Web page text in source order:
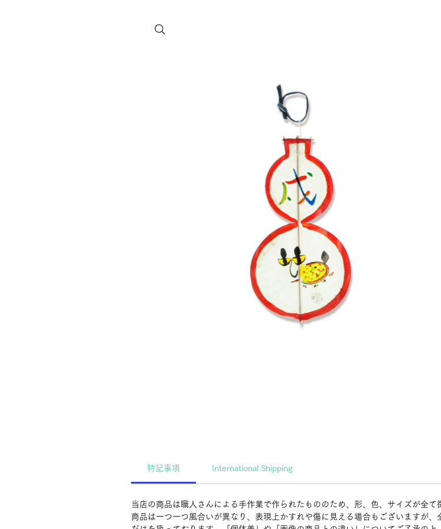
特記事項 International Shipping
当店の商品は職人さんによる手作業で作られたもののため、形、色、サイズが全て
商品は一つ一つ風合いが異なり、表現上かすれや傷に見える場合もございますが